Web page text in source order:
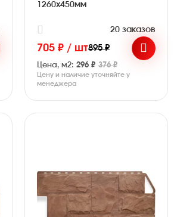
1260х450мм
20 заказов
705 ₽ / шт895 ₽
Цена, м2: 296 ₽ 376 ₽
Цену и наличие уточняйте у
менеджера